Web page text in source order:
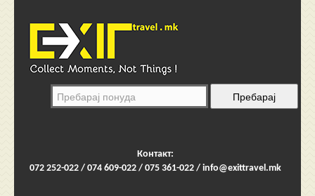
Контакт:
072 252-022 / 074 609-022 / 075 361-022 / info@exittravel.mk